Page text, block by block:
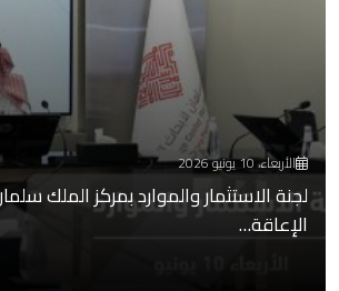
الأربعاء، 10 يونيو 2026
لجنة الاستثمار والموارد بمركز الملك
الإعاقة…